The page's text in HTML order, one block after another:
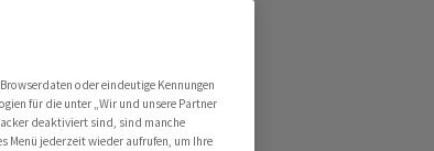
oder eindeutige Kennungen
für die unter „Wir und unsere Partner
deaktiviert sind, sind manche
Menü jederzeit wieder aufrufen, um Ihre